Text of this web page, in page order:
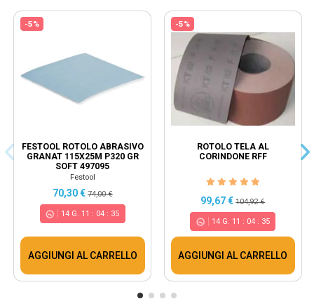
-5%
FESTOOL ROTOLO ABRASIVO
GRANAT 115X25M P320 GR
SOFT 497095
Festool
70,30 € 74,00 €
14 G. 11 : 04 : 34
AGGIUNGI AL CARRELLO
-5%
ROTOLO TELA AL
CORINDONE RFF
99,67 €104,92 €
14G. 11 : 04: 34
AGGIUNGI AL CARRELLO